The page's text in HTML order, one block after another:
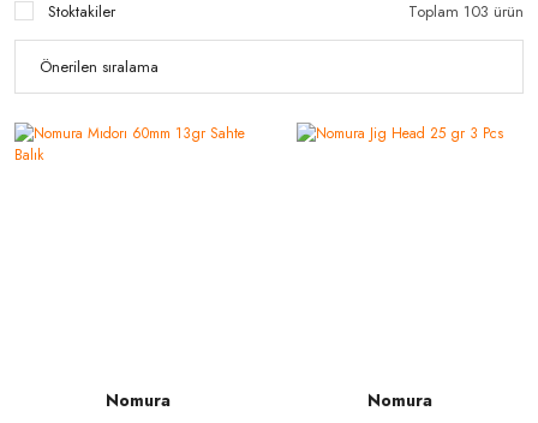
Stoktakiler Toplam 103 ürün
Nomura Nomura